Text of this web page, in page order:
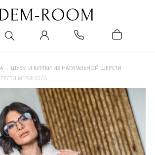
ШУБЫ И КУРТКИ ИЗ НАТУРАЛЬНОЙ ШЕРСТИ
МЕРИНОСА